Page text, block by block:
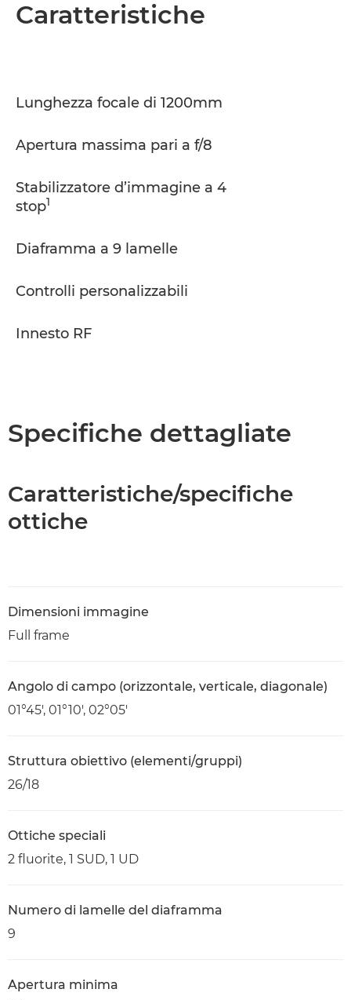
Caratteristiche
Lunghezza focale di 1200mm
Apertura massima pari a f/8
Stabilizzatore d’immagine a 4
stop1
Diaframma a 9 lamelle
Controlli personalizzabili
Innesto RF
Specifiche dettagliate
Caratteristiche/specifiche
ottiche
Dimensioni immagine
Full frame
Angolo di campo (orizzontale, verticale, diagonale)
01°45′, 01°10′, 02°05′
Struttura obiettivo (elementi/gruppi)
26/18
Ottiche speciali
2 fluorite, 1 SUD, 1 UD
Numero di lamelle del diaframma
9
Apertura minima